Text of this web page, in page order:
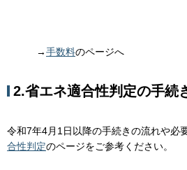
→手数料のページへ
2.省エネ適合性判定の手続
令和7年4月1日以降の手続きの流れや必
合性判定のページをご参考ください。